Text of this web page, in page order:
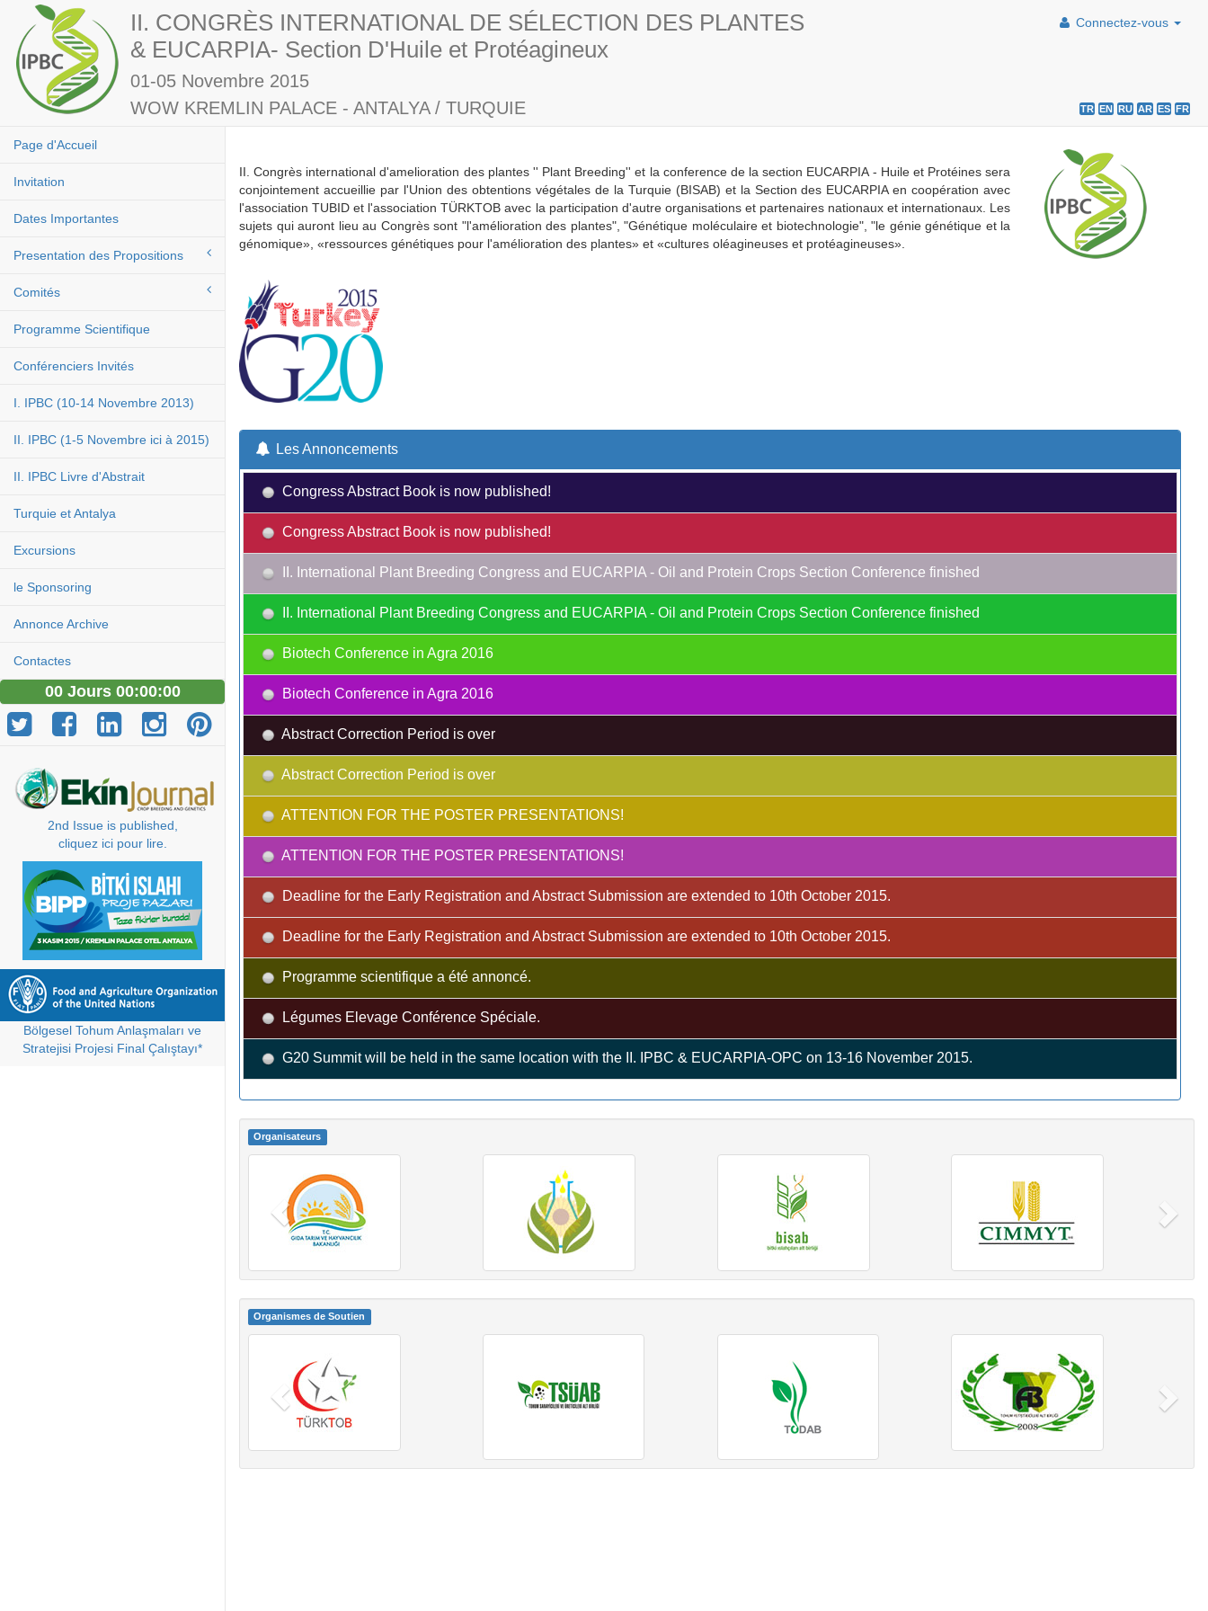
II. CONGRÈS INTERNATIONAL DE SÉLECTION DES PLANTES
& EUCARPIA- Section D'Huile et Protéagineux
01-05 Novembre 2015
WOW KREMLIN PALACE - ANTALYA / TURQUIE
TR EN RU AR ES FR
Connectez-vous
Page d'Accueil
Invitation
Dates Importantes
Presentation des Propositions
Comités
Programme Scientifique
Conférenciers Invités
I. IPBC (10-14 Novembre 2013)
II. IPBC (1-5 Novembre ici à 2015)
II. IPBC Livre d'Abstrait
Turquie et Antalya
Excursions
le Sponsoring
Annonce Archive
Contactes
00 Jours 00:00:00
2nd Issue is published,
cliquez ici pour lire.
Bölgesel Tohum Anlaşmaları ve
Stratejisi Projesi Final Çalıştayı*
II. Congrès international d'amelioration des plantes '' Plant Breeding'' et la conference de la section EUCARPIA - Huile et Protéines sera
conjointement accueillie par l'Union des obtentions végétales de la Turquie (BISAB) et la Section des EUCARPIA en coopération avec
l'association TUBID et l'association TÜRKTOB avec la participation d'autre organisations et partenaires nationaux et internationaux. Les
sujets qui auront lieu au Congrès sont "l'amélioration des plantes", "Génétique moléculaire et biotechnologie", "le génie génétique et la
génomique», «ressources génétiques pour l'amélioration des plantes» et «cultures oléagineuses et protéagineuses».
Les Annoncements
Congress Abstract Book is now published!
Congress Abstract Book is now published!
II. International Plant Breeding Congress and EUCARPIA - Oil and Protein Crops Section Conference finished
II. International Plant Breeding Congress and EUCARPIA - Oil and Protein Crops Section Conference finished
Biotech Conference in Agra 2016
Biotech Conference in Agra 2016
Abstract Correction Period is over
Abstract Correction Period is over
ATTENTION FOR THE POSTER PRESENTATIONS!
ATTENTION FOR THE POSTER PRESENTATIONS!
Deadline for the Early Registration and Abstract Submission are extended to 10th October 2015.
Deadline for the Early Registration and Abstract Submission are extended to 10th October 2015.
Programme scientifique a été annoncé.
Légumes Elevage Conférence Spéciale.
G20 Summit will be held in the same location with the II. IPBC & EUCARPIA-OPC on 13-16 November 2015.
Organisateurs
Organismes de Soutien